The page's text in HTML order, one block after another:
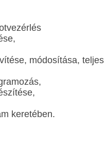
módosítása, teljes
keretében.